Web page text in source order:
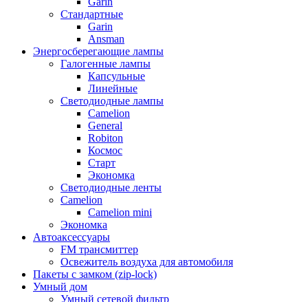
Стандартные
Garin
Ansman
Энергосберегающие лампы
Галогенные лампы
Капсульные
Линейные
Светодиодные лампы
Camelion
General
Robiton
Космос
Старт
Экономка
Светодиодные ленты
Camelion
Camelion mini
Экономка
Автоаксессуары
FM трансмиттер
Освежитель воздуха для автомобиля
Пакеты с замком (zip-lock)
Умный дом
Умный сетевой фильтр